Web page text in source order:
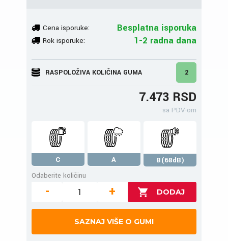
Cena isporuke: Besplatna isporuka
Rok isporuke: 1-2 radna dana
RASPOLOŽIVA KOLIČINA GUMA 2
7.473 RSD
sa PDV-om
C A
B(68dB)
Odaberite količinu
- +
SAZNAJ VIŠE O GUMI